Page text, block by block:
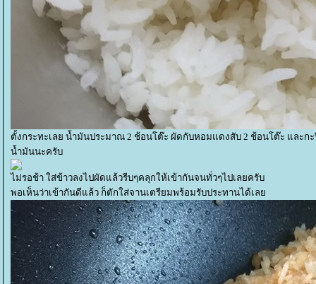
ตั้งกระทะเลย น้ำมันประมาณ 2 ช้อนโต๊ะ ผัดกับหอมแดงสับ 2 ช้อนโต๊ะ และ
น้ำมันนะครับ
ไม่รอช้า ใส่ข้าวลงไปผัดแล้วรีบๆคลุกให้เข้ากันจนทั่วๆไปเลยครับ
พอเห็นว่าเข้ากันดีแล้ว ก็ตักใส่จานเตรียมพร้อมรับประทานได้เล